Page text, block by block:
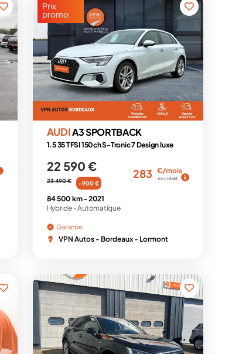
Prix
promo
AUDIA3 SPORTBACK
1.5 35 TFSI 150ch S-Tronic 7 Design luxe
22 590 €
23 490 € -900 €
283 €/mois
en crédit
84 500 km -2021
Hybride -Automatique
Garantie
VPN Autos - Bordeaux - Lormont